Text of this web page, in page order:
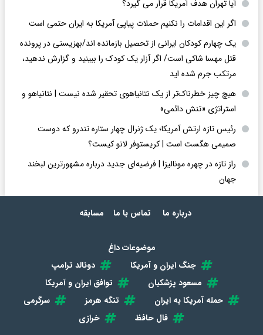
آیا تهران هدف آمریکا قرار می گیرد؟
اگر این اقدامات را نکنیم حملات پیاپی آمریکا به ایران حتمی است
یک چهارم کودکان ایرانی از تحصیل بازمانده اند/بهزیستی در پرونده
قتل مهسا شاکی است/ اگر آزار یک کودک را ببینید و گزارش ندهید،
مرتکب جرم شده اید
هیچ چیز خطرناک‌تر از یک نتانیاهوی تحقیر شده نیست | نتانیاهو و
استراتژی «تنش دائمی»
رئیس تازه ارتش آمریکا؛ یک ژنرال چهار ستاره تندرو که دوست
صمیمی هگست است | کریستوفر لانو کیست؟
راز تازه در چهره مونالیزا | فرضیه‌ای جدید درباره مشهورترین لبخند
جهان
درباره ما تماس با ما مسابقه
موضوعات داغ
جنگ ایران و آمریکا
دونالد ترامپ
مسعود پزشکیان
توافق ایران و آمریکا
حمله آمریکا به ایران
تنگه هرمز
سرگرمی
فال حافظ
خرازی